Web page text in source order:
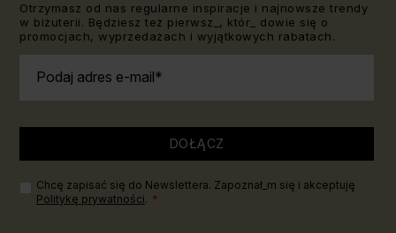
Otrzymasz od nas regularne inspiracje i najnowsze trendy
w biżuterii. Będziesz też pierwsz_, któr_ dowie się o
promocjach, wyprzedażach i wyjątkowych rabatach.
Podaj adres e-mail
DOŁĄCZ
Chcę zapisać się do Newslettera. Zapoznał_m się i akceptuję
Politykę prywatności.